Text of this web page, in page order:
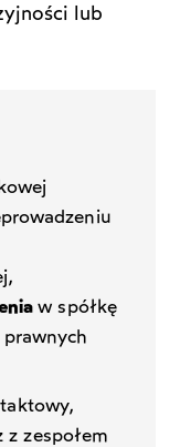
lub
w spółkę
z zespołem